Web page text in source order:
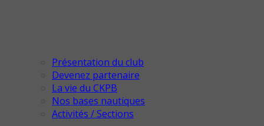
Présentation du club
Devenez partenaire
La vie du CKPB
Nos bases nautiques
Activités / Sections